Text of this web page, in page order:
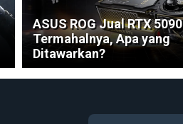
ASUS ROG Jual RTX 5090
Termahalnya, Apa yang
Ditawarkan?